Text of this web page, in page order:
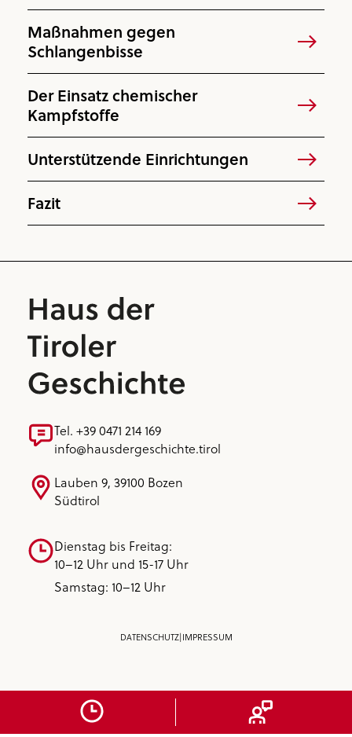
Maßnahmen gegen
Schlangenbisse
Der Einsatz chemischer
Kampfstoffe
Unterstützende Einrichtungen
Fazit
Tel. +39 0471 214 169
info@hausdergeschichte.tirol
Lauben 9, 39100 Bozen
Südtirol
Dienstag bis Freitag:
10–12 Uhr und 15-17 Uhr
Samstag: 10–12 Uhr
DATENSCHUTZ|IMPRESSUM